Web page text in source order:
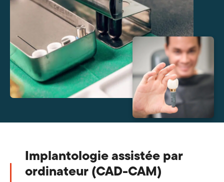
Implantologie assistée par
ordinateur (CAD-CAM)